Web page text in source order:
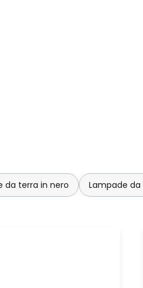
da terra in nero Lampade